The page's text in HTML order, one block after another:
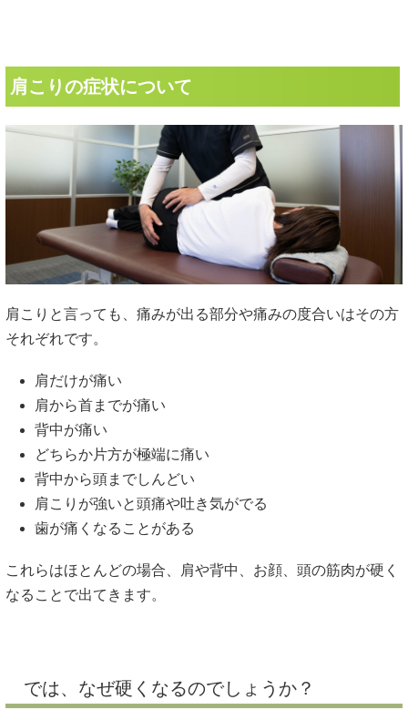
肩こりの症状について
肩こりと言っても、痛みが出る部分や痛みの度合いはその方
それぞれです。
肩だけが痛い
肩から首までが痛い
背中が痛い
どちらか片方が極端に痛い
背中から頭までしんどい
肩こりが強いと頭痛や吐き気がでる
歯が痛くなることがある
これらはほとんどの場合、肩や背中、お顔、頭の筋肉が硬く
なることで出てきます。
では、なぜ硬くなるのでしょうか？